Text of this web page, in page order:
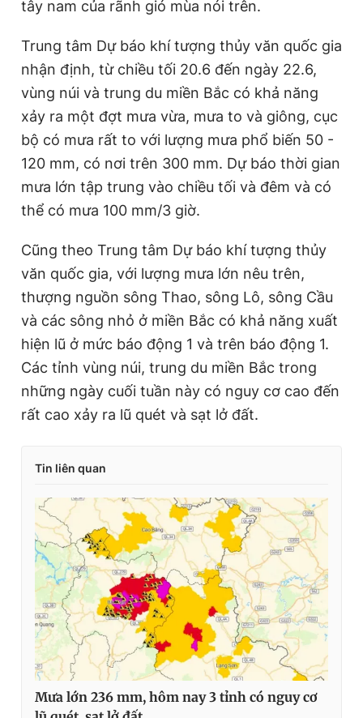
tây nam của rãnh gió mùa nói trên.
Trung tâm Dự báo khí tượng thủy văn quốc gia
nhận định, từ chiều tối 20.6 đến ngày 22.6,
vùng núi và trung du miền Bắc có khả năng
xảy ra một đợt mưa vừa, mưa to và giông, cục
bộ có mưa rất to với lượng mưa phổ biến 50 -
120 mm, có nơi trên 300 mm. Dự báo thời gian
mưa lớn tập trung vào chiều tối và đêm và có
thể có mưa 100 mm/3 giờ.
Cũng theo Trung tâm Dự báo khí tượng thủy
văn quốc gia, với lượng mưa lớn nêu trên,
thượng nguồn sông Thao, sông Lô, sông Cầu
và các sông nhỏ ở miền Bắc có khả năng xuất
hiện lũ ở mức báo động 1 và trên báo động 1.
Các tỉnh vùng núi, trung du miền Bắc trong
những ngày cuối tuần này có nguy cơ cao đến
rất cao xảy ra lũ quét và sạt lở đất.
Tin liên quan
Mưa lớn 236 mm, hôm nay 3 tỉnh có nguy cơ